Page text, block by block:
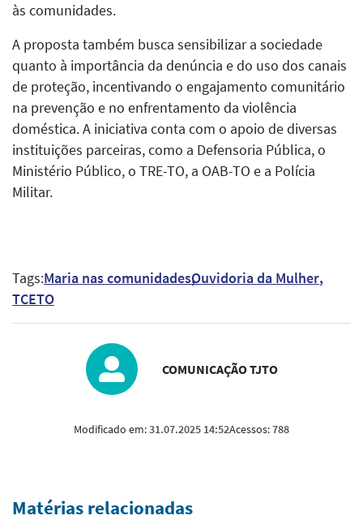
às comunidades.
A proposta também busca sensibilizar a sociedade
quanto à importância da denúncia e do uso dos canais
de proteção, incentivando o engajamento comunitário
na prevenção e no enfrentamento da violência
doméstica. A iniciativa conta com o apoio de diversas
instituições parceiras, como a Defensoria Pública, o
Ministério Público, o TRE-TO, a OAB-TO e a Polícia
Militar.
Tags:Maria nas comunidadesOuvidoria da Mulher
TCETO
COMUNICAÇÃO TJTO
Modificado em:31.07.2025 14:52Acessos:788
Matérias relacionadas